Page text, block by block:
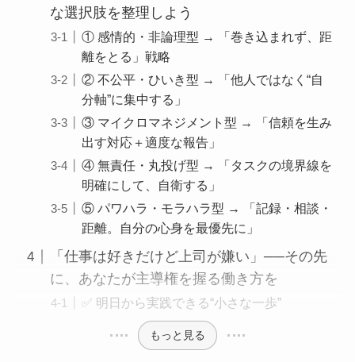
な選択肢を整理しよう
① 感情的・非論理型 → 「巻き込まれず、距
離をとる」戦略
② 不公平・ひいき型 → 「他人ではなく“自
分軸”に集中する」
③ マイクロマネジメント型 → 「信頼を生み
出す対応＋適度な報告」
④ 無責任・丸投げ型 → 「タスクの境界線を
明確にして、自衛する」
⑤ パワハラ・モラハラ型 → 「記録・相談・
距離。自分の心身を最優先に」
「仕事は好きだけど上司が嫌い」──その先
に、あなたが主導権を握る働き方を
✅ 明日から実践できる“小さな一歩”
もっと見る